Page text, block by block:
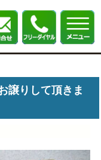
譲りして頂きま